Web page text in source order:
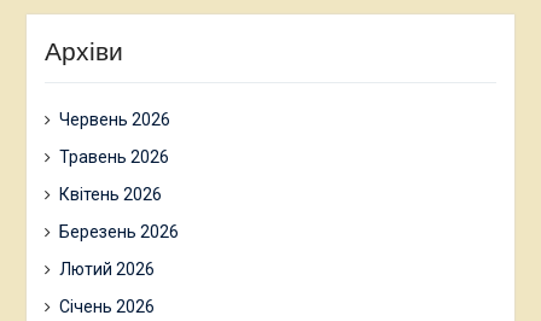
Архіви
Червень 2026
Травень 2026
Квітень 2026
Березень 2026
Лютий 2026
Січень 2026